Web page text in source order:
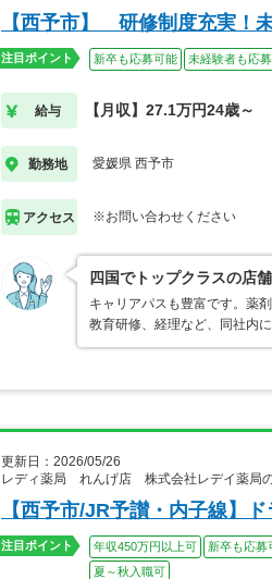
【西予市】 研修制度充実！
注目ポイント 新卒も応募可能 未経験者も応
給与 【月収】27.1万円24歳～
勤務地 愛媛県 西予市
アクセス ※お問い合わせください
四国でトップクラスの店
キャリアパスも豊富です。薬
教育研修、経理など、同社内
更新日：2026/05/26
レディ薬局 れんげ店 株式会社レデイ薬局
【西予市/JR予讃・内子線】
注目ポイント 年収450万円以上可 新卒も応募
夏～秋入職可